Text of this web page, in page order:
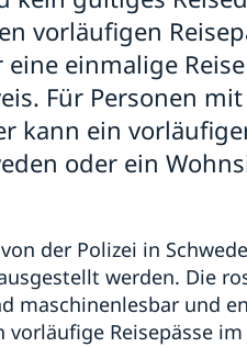
vorläufigen
einmalige
Für Personen
kann ein
oder ein
der Polizei in
werden. Die
maschinenlesbar und
Reisepässe